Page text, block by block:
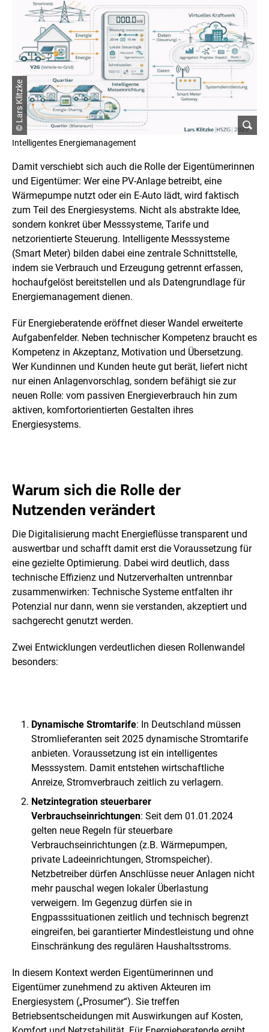
© Lars Klitzke
Intelligentes Energiemanagement
Damit verschiebt sich auch die Rolle der Eigentümerinnen
und Eigentümer: Wer eine PV-Anlage betreibt, eine
Wärmepumpe nutzt oder ein E-Auto lädt, wird faktisch
zum Teil des Energiesystems. Nicht als abstrakte Idee,
sondern konkret über Messsysteme, Tarife und
netzorientierte Steuerung. Intelligente Messsysteme
(Smart Meter) bilden dabei eine zentrale Schnittstelle,
indem sie Verbrauch und Erzeugung getrennt erfassen,
hochaufgelöst bereitstellen und als Datengrundlage für
Energiemanagement dienen.
Für Energieberatende eröffnet dieser Wandel erweiterte
Aufgabenfelder. Neben technischer Kompetenz braucht es
Kompetenz in Akzeptanz, Motivation und Übersetzung.
Wer Kundinnen und Kunden heute gut berät, liefert nicht
nur einen Anlagenvorschlag, sondern befähigt sie zur
neuen Rolle: vom passiven Energieverbrauch hin zum
aktiven, komfortorientierten Gestalten ihres
Energiesystems.
Warum sich die Rolle der
Nutzenden verändert
Die Digitalisierung macht Energieflüsse transparent und
auswertbar und schafft damit erst die Voraussetzung für
eine gezielte Optimierung. Dabei wird deutlich, dass
technische Effizienz und Nutzerverhalten untrennbar
zusammenwirken: Technische Systeme entfalten ihr
Potenzial nur dann, wenn sie verstanden, akzeptiert und
sachgerecht genutzt werden.
Zwei Entwicklungen verdeutlichen diesen Rollenwandel
besonders:
Dynamische Stromtarife: In Deutschland müssen
Stromlieferanten seit 2025 dynamische Stromtarife
anbieten. Voraussetzung ist ein intelligentes
Messsystem. Damit entstehen wirtschaftliche
Anreize, Stromverbrauch zeitlich zu verlagern.
Netzintegration steuerbarer
Verbrauchseinrichtungen: Seit dem 01.01.2024
gelten neue Regeln für steuerbare
Verbrauchseinrichtungen (z.B. Wärmepumpen,
private Ladeeinrichtungen, Stromspeicher).
Netzbetreiber dürfen Anschlüsse neuer Anlagen nicht
mehr pauschal wegen lokaler Überlastung
verweigern. Im Gegenzug dürfen sie in
Engpasssituationen zeitlich und technisch begrenzt
eingreifen, bei garantierter Mindestleistung und ohne
Einschränkung des regulären Haushaltsstroms.
In diesem Kontext werden Eigentümerinnen und
Eigentümer zunehmend zu aktiven Akteuren im
Energiesystem („Prosumer“). Sie treffen
Betriebsentscheidungen mit Auswirkungen auf Kosten,